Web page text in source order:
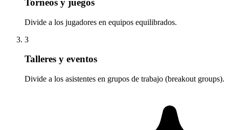
Torneos y juegos
Divide a los jugadores en equipos equilibrados.
3
Talleres y eventos
Divide a los asistentes en grupos de trabajo (breakout groups).